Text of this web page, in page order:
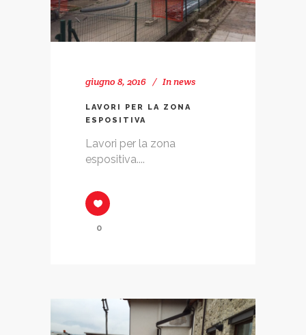
giugno 8, 2016 Innews
LAVORI PER LA ZONA
ESPOSITIVA
Lavori per la zona
espositiva....
0